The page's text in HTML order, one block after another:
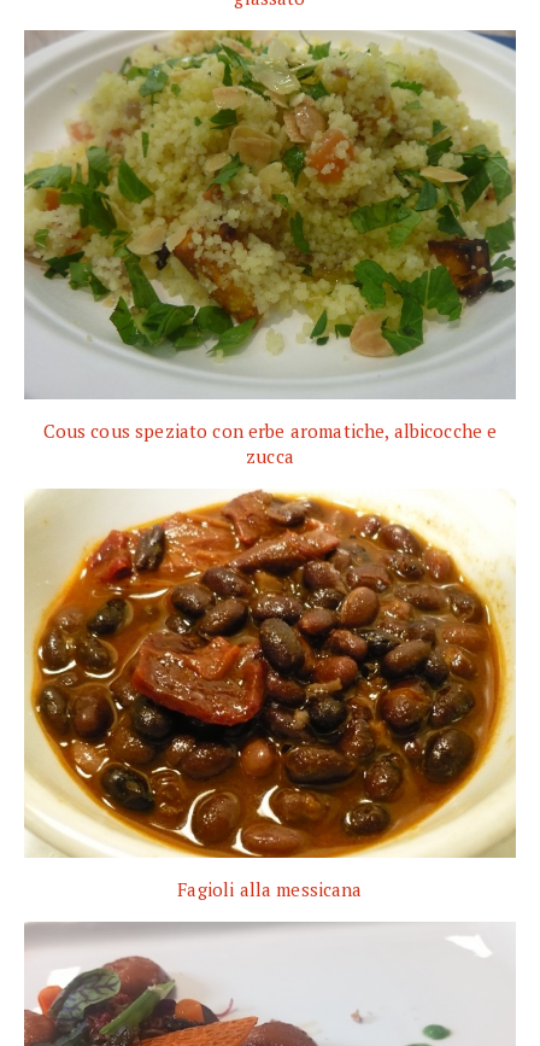
Cous cous speziato con erbe aromatiche, albicocche e
zucca
Fagioli alla messicana